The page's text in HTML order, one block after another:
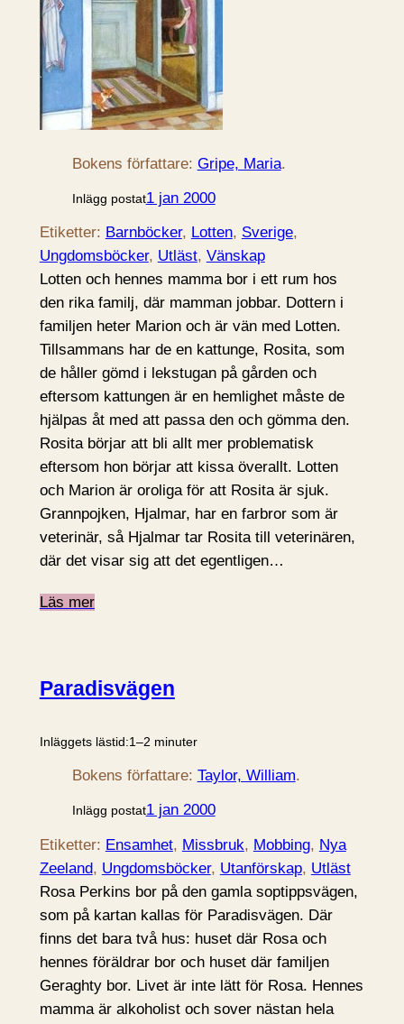
Bokens författare: Gripe, Maria.
Inlägg postat1 jan 2000
Etiketter: Barnböcker, Lotten, Sverige
Ungdomsböcker, Utläst, Vänskap
Lotten och hennes mamma bor i ett rum hos
den rika familj, där mamman jobbar. Dottern i
familjen heter Marion och är vän med Lotten.
Tillsammans har de en kattunge, Rosita, som
de håller gömd i lekstugan på gården och
eftersom kattungen är en hemlighet måste de
hjälpas åt med att passa den och gömma den.
Rosita börjar att bli allt mer problematisk
eftersom hon börjar att kissa överallt. Lotten
och Marion är oroliga för att Rosita är sjuk.
Grannpojken, Hjalmar, har en farbror som är
veterinär, så Hjalmar tar Rosita till veterinären,
där det visar sig att det egentligen…
Läs mer
Paradisvägen
Inläggets lästid:1–2 minuter
Bokens författare: Taylor, William.
Inlägg postat1 jan 2000
Etiketter: Ensamhet, Missbruk, Mobbing, Nya
Zeeland, Ungdomsböcker, Utanförskap, Utläst
Rosa Perkins bor på den gamla soptippsvägen,
som på kartan kallas för Paradisvägen. Där
finns det bara två hus: huset där Rosa och
hennes föräldrar bor och huset där familjen
Geraghty bor. Livet är inte lätt för Rosa. Hennes
mamma är alkoholist och sover nästan hela